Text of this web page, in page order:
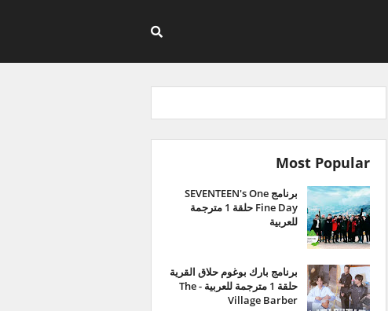
Most Popular
برنامج SEVENTEEN's One
Fine Day حلقة 1 مترجمة
للعربية
برنامج بارك بوغوم حلاق القرية
حلقة 1 مترجمة للعربية - The
Village Barber